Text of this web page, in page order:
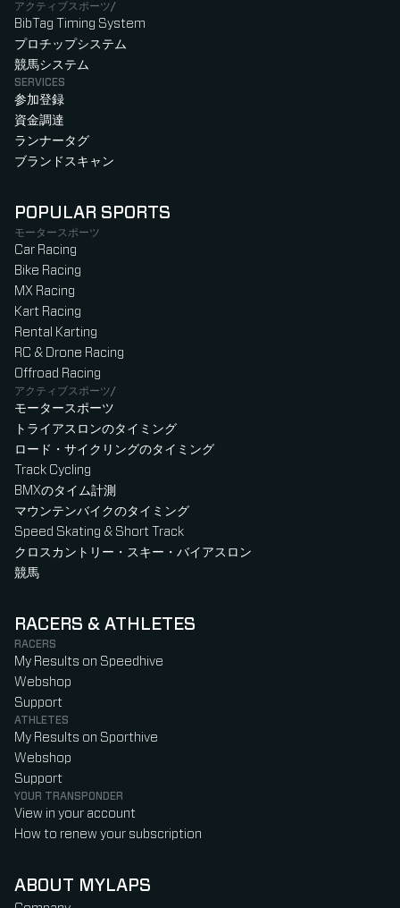
アクティブスポーツ/
BibTag Timing System
プロチップシステム
競馬システム
SERVICES
参加登録
資金調達
ランナータグ
ブランドスキャン
POPULAR SPORTS
モータースポーツ
Car Racing
Bike Racing
MX Racing
Kart Racing
Rental Karting
RC & Drone Racing
Offroad Racing
アクティブスポーツ/
モータースポーツ
トライアスロンのタイミング
ロード・サイクリングのタイミング
Track Cycling
BMXのタイム計測
マウンテンバイクのタイミング
Speed Skating & Short Track
クロスカントリー・スキー・バイアスロン
競馬
RACERS & ATHLETES
RACERS
My Results on Speedhive
Webshop
Support
ATHLETES
My Results on Sporthive
Webshop
Support
YOUR TRANSPONDER
View in your account
How to renew your subscription
ABOUT MYLAPS